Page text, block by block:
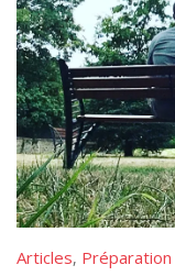
Articles,